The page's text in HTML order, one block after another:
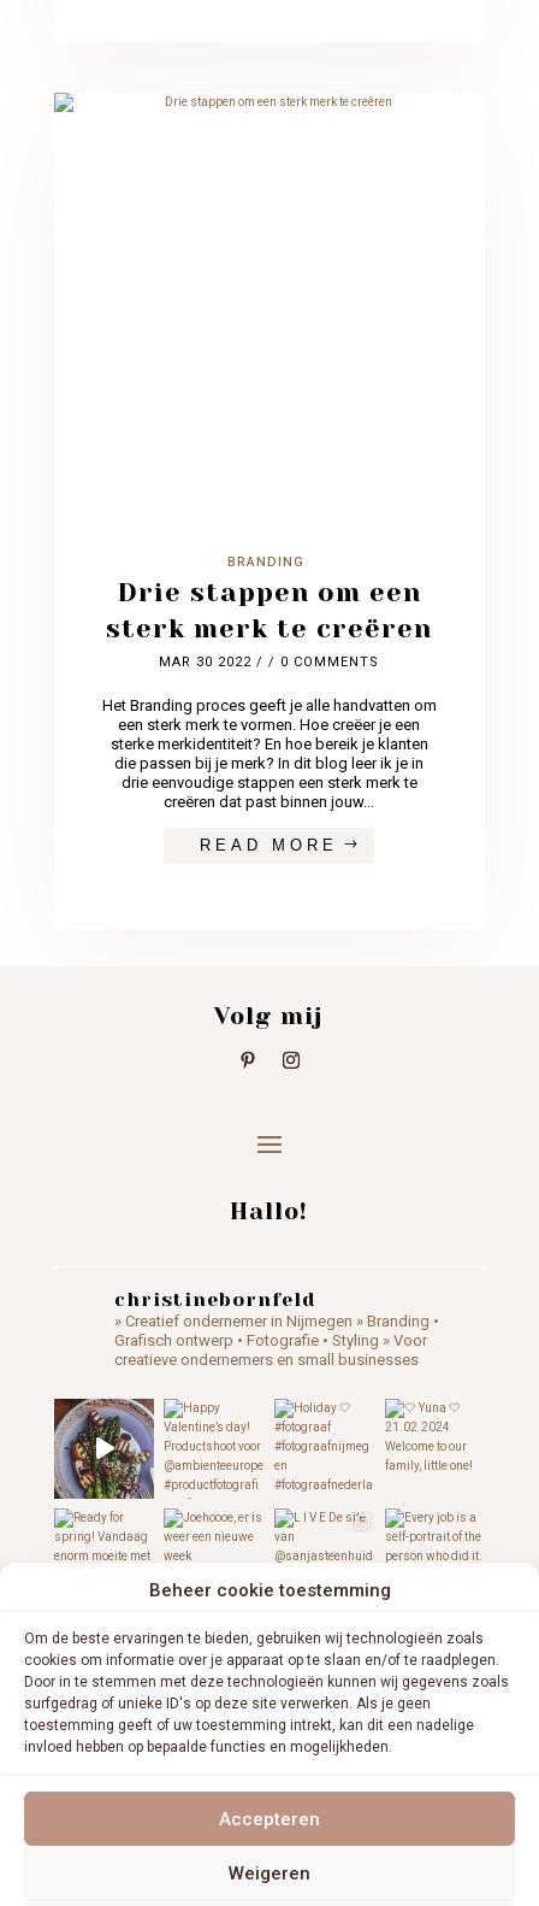
Beheer cookie toestemming
Om de beste ervaringen te bieden, gebruiken wij technologieën zoals
cookies om informatie over je apparaat op te slaan en/of te raadplegen.
Door in te stemmen met deze technologieën kunnen wij gegevens zoals
surfgedrag of unieke ID's op deze site verwerken. Als je geen
toestemming geeft of uw toestemming intrekt, kan dit een nadelige
invloed hebben op bepaalde functies en mogelijkheden.
Accepteren
Weigeren
BRANDING
Drie stappen om een
sterk merk te creëren
MAR 30 2022 / / 0 COMMENTS
Het Branding proces geeft je alle handvatten om
een sterk merk te vormen. Hoe creëer je een
sterke merkidentiteit? En hoe bereik je klanten
die passen bij je merk? In dit blog leer ik je in
drie eenvoudige stappen een sterk merk te
creëren dat past binnen jouw...
READ MORE
Volg mij
Hallo!
christinebornfeld
» Creatief ondernemer in Nijmegen » Branding •
Grafisch ontwerp • Fotografie • Styling » Voor
creatieve ondernemers en small businesses
VOLG ME OP INSTAGRAM